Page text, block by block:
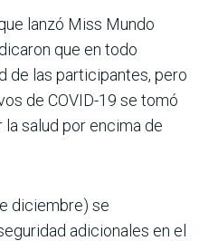
lanzó Miss Mundo
que en todo
de las participantes, pero
de COVID-19 se tomó
salud por encima de
diciembre) se
adicionales en el